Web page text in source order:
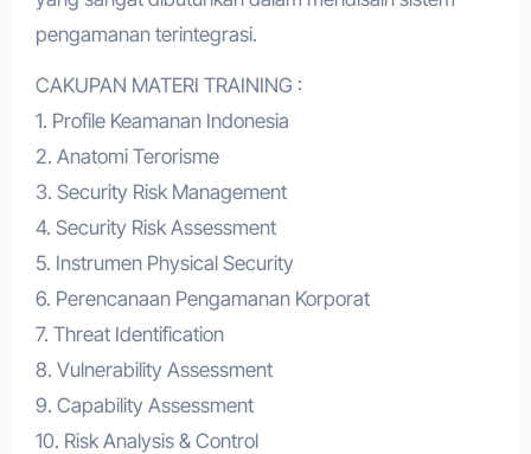
pengamanan terintegrasi.
CAKUPAN MATERI TRAINING :
1. Profile Keamanan Indonesia
2. Anatomi Terorisme
3. Security Risk Management
4. Security Risk Assessment
5. Instrumen Physical Security
6. Perencanaan Pengamanan Korporat
7. Threat Identification
8. Vulnerability Assessment
9. Capability Assessment
10. Risk Analysis & Control